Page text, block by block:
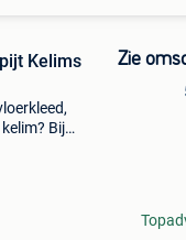
Kelims
Bij
Zie